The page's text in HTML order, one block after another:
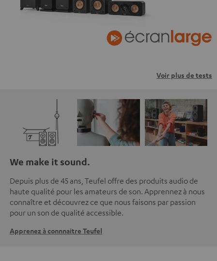
Voir plus de tests
We make it sound.
Depuis plus de 45 ans, Teufel offre des produits audio de
haute qualité pour les amateurs de son. Apprennez à nous
connaître et découvrez ce que nous faisons par passion
pour un son de qualité accessible.
Apprenez à connnaitre Teufel